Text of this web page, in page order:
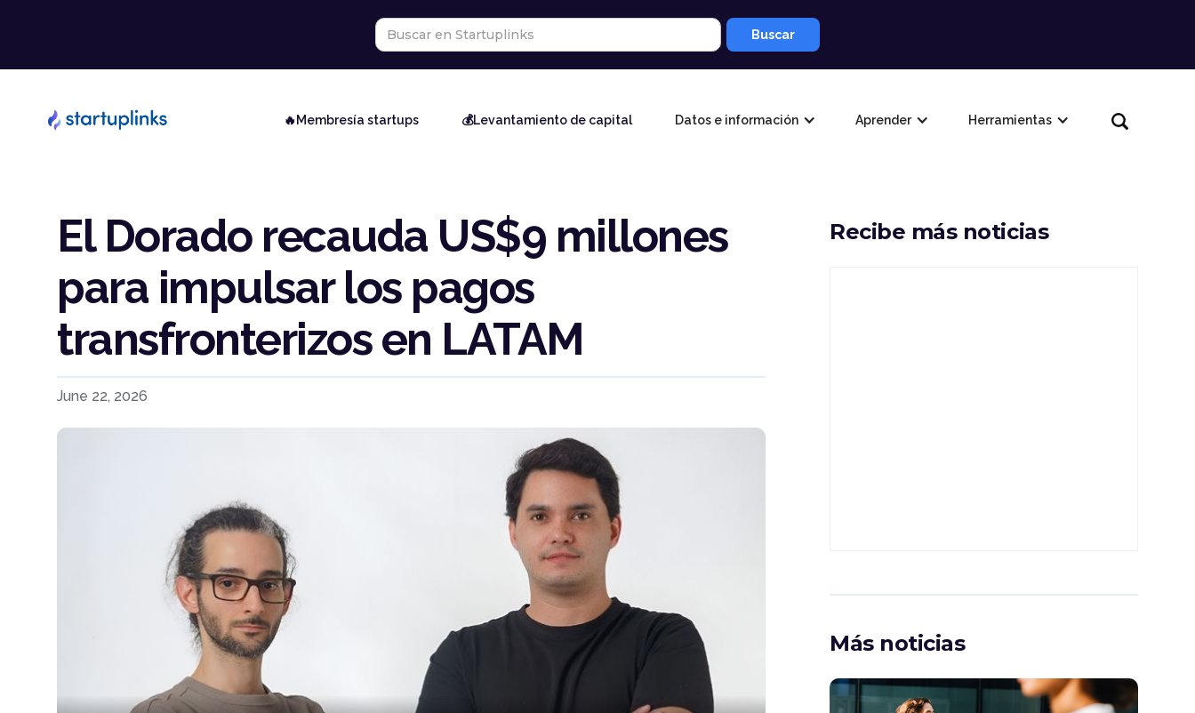
🔥Membresía startups 💰Levantamiento de capital Datos e información Aprender Herramientas
El Dorado recauda US$9 millones
para impulsar los pagos
transfronterizos en LATAM
June 22, 2026
Recibe más noticias
Más noticias